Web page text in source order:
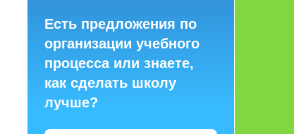
Есть предложения по
организации учебного
процесса или знаете,
как сделать школу
лучше?